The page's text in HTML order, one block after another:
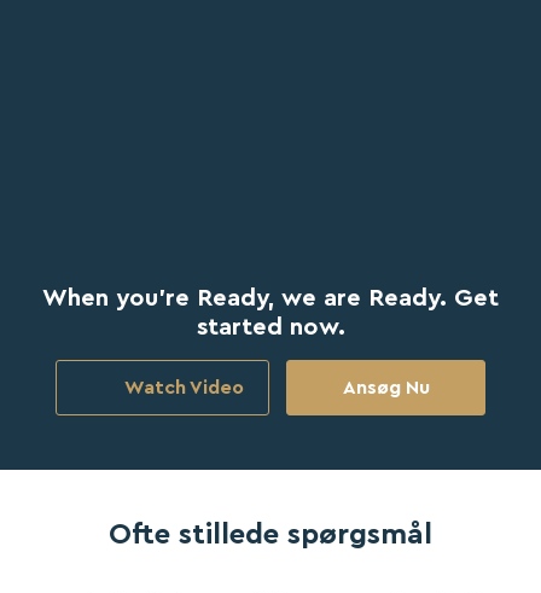
When you're Ready, we are Ready. Get
started now.
Watch Video Ansøg Nu
Ofte stillede spørgsmål